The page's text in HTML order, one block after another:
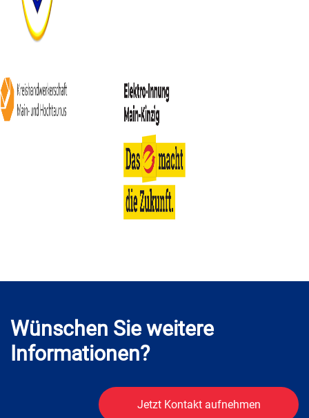
Wünschen Sie weitere
Informationen?
Jetzt Kontakt aufnehmen